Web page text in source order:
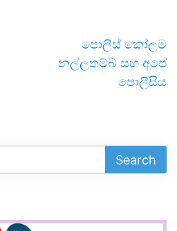
පොලිස් කෝලම
නල්ලතම්බ් සහ අපේ
පොලීසිය